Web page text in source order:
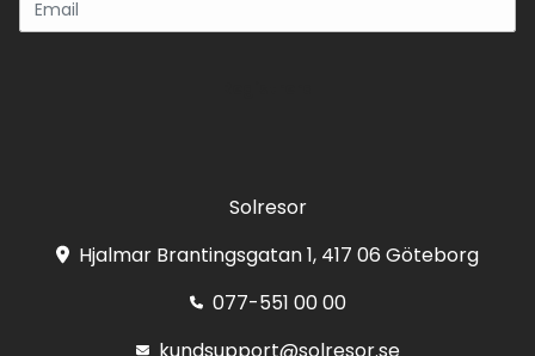
Solresor
Hjalmar Brantingsgatan 1, 417 06 Göteborg
077-551 00 00